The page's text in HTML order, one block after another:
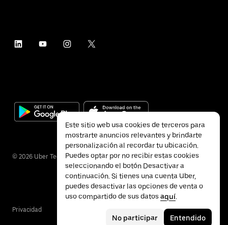
© 2026 Uber Technologies Inc.
Privacidad
Este sitio web usa cookies de terceros para
mostrarte anuncios relevantes y brindarte
personalización al recordar tu ubicación.
Puedes optar por no recibir estas cookies
seleccionando el botón Desactivar a
continuación. Si tienes una cuenta Uber,
puedes desactivar las opciones de venta o
uso compartido de sus datos aquí.
No participar Entendido